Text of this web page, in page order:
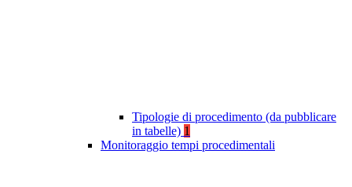
Tipologie di procedimento (da pubblicare
in tabelle) 1
Monitoraggio tempi procedimentali